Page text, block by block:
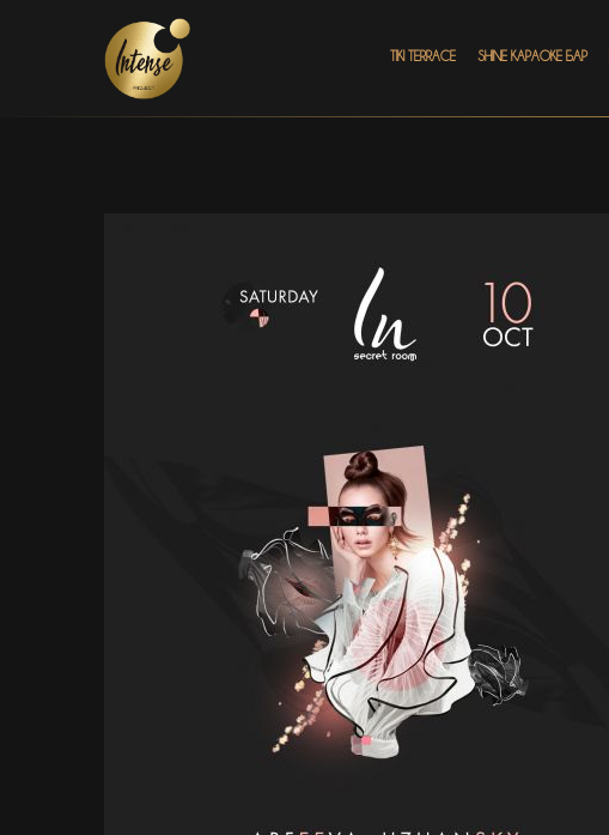
TIKI TERRACE SHINE КАРАОКЕ БАР